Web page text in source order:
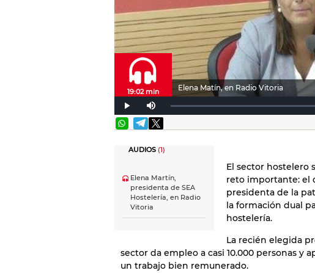
Elena Matín, en Radio Vitoria
19:02 min
AUDIOS (1)
Elena Martín,
presidenta de SEA
Hostelería, en Radio
Vitoria
El sector hostelero
reto importante: el
presidenta de la
la formación dual
hostelería.
La recién elegida
sector da empleo a casi 10.000 personas y
un trabajo bien remunerado.